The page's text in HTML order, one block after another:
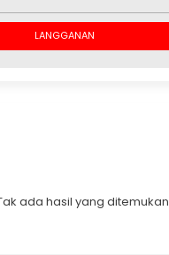
ada hasil yang ditemukan